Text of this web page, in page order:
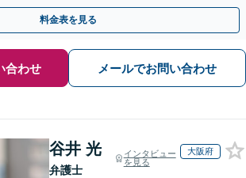
】
料金表を見る
合わせ メールでお問い合わせ
谷井 光
弁護士
インタビュー
を見る
大阪府